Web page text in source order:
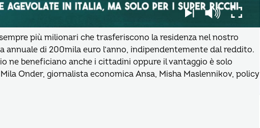
più milionari che trasferiscono la residenza nel nostro
annuale di 200mila euro l’anno, indipendentemente dal reddito.
ne beneficiano anche i cittadini oppure il vantaggio è solo
Onder, giornalista economica Ansa, Misha Maslennikov, policy